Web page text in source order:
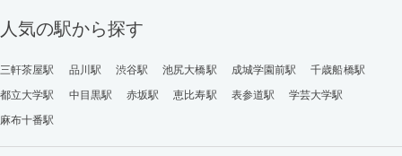
人気の駅から探す
三軒茶屋駅 品川駅 渋谷駅 池尻大橋駅 成城学園前駅
千歳船橋駅
都立大学駅
中目黒駅 赤坂駅 恵比寿駅 表参道駅
学芸大学駅
麻布十番駅